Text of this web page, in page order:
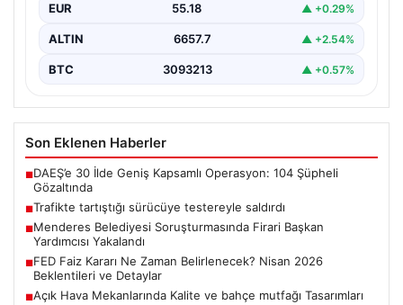
EUR 55.18 ▲ +0.29%
ALTIN 6657.7 ▲ +2.54%
BTC 3093213 ▲ +0.57%
Son Eklenen Haberler
■DAEŞ’e 30 İlde Geniş Kapsamlı Operasyon: 104 Şüpheli
Gözaltında
■Trafikte tartıştığı sürücüye testereyle saldırdı
■Menderes Belediyesi Soruşturmasında Firari Başkan
Yardımcısı Yakalandı
■FED Faiz Kararı Ne Zaman Belirlenecek? Nisan 2026
Beklentileri ve Detaylar
■Açık Hava Mekanlarında Kalite ve bahçe mutfağı Tasarımları